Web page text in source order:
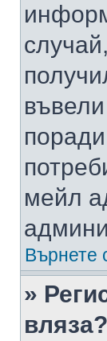
мейл
Върнете
»